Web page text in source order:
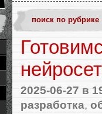
2025-06-27 в
разработка,